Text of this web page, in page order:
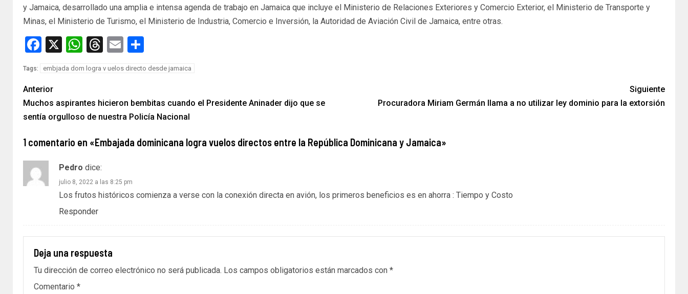
y Jamaica, desarrollado una amplia e intensa agenda de trabajo en Jamaica que incluye el Ministerio de Relaciones Exteriores y Comercio Exterior, el Ministerio de Transporte y
Minas, el Ministerio de Turismo, el Ministerio de Industria, Comercio e Inversión, la Autoridad de Aviación Civil de Jamaica, entre otras.
Facebook
X WhatsApp
Threads
Email
Tags: embjada dom logra v uelos directo desde jamaica
Anterior
Muchos aspirantes hicieron bembitas cuando el Presidente Aninader dijo que se
sentía orgulloso de nuestra Policía Nacional
Siguiente
Procuradora Miriam Germán llama a no utilizar ley dominio para la extorsión
1 comentario en «Embajada dominicana logra vuelos directos entre la República Dominicana y Jamaica»
Pedro dice:
julio 8, 2022 a las 8:25 pm
Los frutos históricos comienza a verse con la conexión directa en avión, los primeros beneficios es en ahorra : Tiempo y Costo
Responder
Deja una respuesta
Tu dirección de correo electrónico no será publicada. Los campos obligatorios están marcados con *
Comentario *